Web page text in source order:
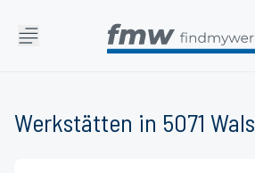
Werkstätten in 5071 Wals